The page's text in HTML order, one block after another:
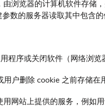
浏览器的计算机软件存储
数的服务器读取其中包含
程序或关闭软件（网络浏
户删除 cookie 之前存储在
网站上提供的服务，例如